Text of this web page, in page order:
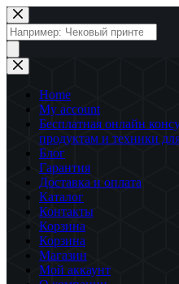
Перейти
к
сути
Поиск
товаров
Home
My account
Бесплатная онлайн
продуктам и техники
Блог
Гарантия
Доставка и оплата
Каталог
Контакты
Корзина
Корзина
Магазин
Мой аккаунт